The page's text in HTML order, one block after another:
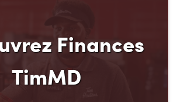
Finances
TimMD